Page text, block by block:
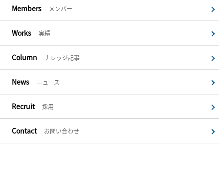
Members メンバー
Works 実績
Column ナレッジ記事
News ニュース
Recruit 採用
Contact お問い合わせ